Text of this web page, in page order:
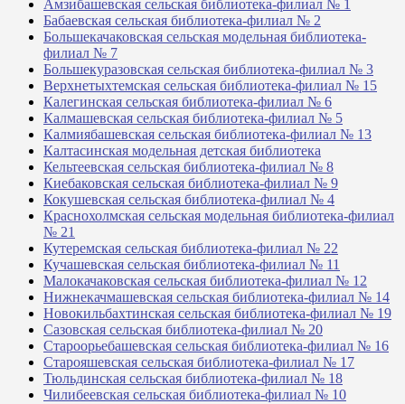
Амзибашевская сельская библиотека-филиал № 1
Бабаевская сельская библиотека-филиал № 2
Большекачаковская сельская модельная библиотека-
филиал № 7
Большекуразовская сельская библиотека-филиал № 3
Верхнетыхтемская сельская библиотека-филиал № 15
Калегинская сельская библиотека-филиал № 6
Калмашевская сельская библиотека-филиал № 5
Калмиябашевская сельская библиотека-филиал № 13
Калтасинская модельная детская библиотека
Кельтеевская сельская библиотека-филиал № 8
Киебаковская сельская библиотека-филиал № 9
Кокушевская сельская библиотека-филиал № 4
Краснохолмская сельская модельная библиотека-филиал
№ 21
Кутеремская сельская библиотека-филиал № 22
Кучашевская сельская библиотека-филиал № 11
Малокачаковская сельская библиотека-филиал № 12
Нижнекачмашевская сельская библиотека-филиал № 14
Новокильбахтинская сельская библиотека-филиал № 19
Сазовская сельская библиотека-филиал № 20
Староорьебашевская сельская библиотека-филиал № 16
Старояшевская сельская библиотека-филиал № 17
Тюльдинская сельская библиотека-филиал № 18
Чилибеевская сельская библиотека-филиал № 10